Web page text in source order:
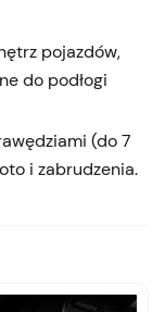
pojazdów,
do podłogi
(do 7
i zabrudzenia.